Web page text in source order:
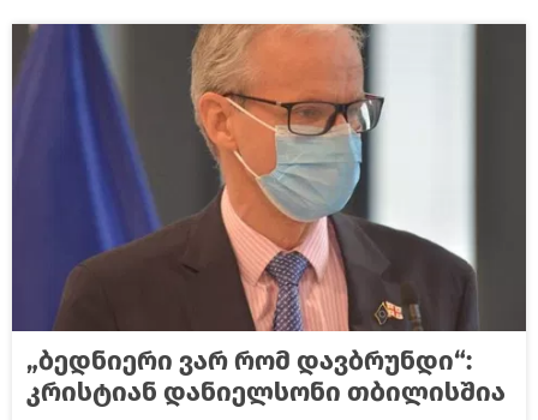
„ბედნიერი ვარ რომ დავბრუნდი“:
კრისტიან დანიელსონი თბილისშია